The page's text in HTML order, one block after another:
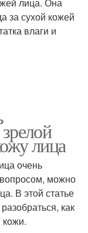
за сухой кожей
влаги и
лица
очень
можно
В этой статье
как